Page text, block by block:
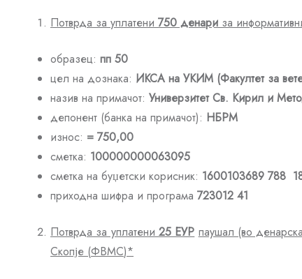
Потврда за уплатени 750 денари за
образец: пп 50
цел на дознака: ИКСА на УКИМ (Факултет за
назив на примачот: Универзитет Св. Кирил и
депонент (банка на примачот): НБРМ
износ: = 750,00
сметка: 100000000063095
сметка на буџетски корисник: 1600103689 788
приходна шифра и програма 723012 41
Потврда за уплатени 25ЕУР паушал (во
Скопје (ФВМС)*